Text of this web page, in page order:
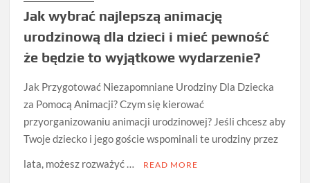
Jak wybrać najlepszą animację
urodzinową dla dzieci i mieć pewność
że będzie to wyjątkowe wydarzenie?
Jak Przygotować Niezapomniane Urodziny Dla Dziecka
za Pomocą Animacji? Czym się kierować
przyorganizowaniu animacji urodzinowej? Jeśli chcesz aby
Twoje dziecko i jego goście wspominali te urodziny przez
lata, możesz rozważyć …
READ MORE